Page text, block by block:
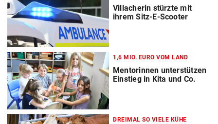
Villacherin stürzte mit
ihrem Sitz-E-Scooter
1,6 MIO. EURO VOM LAND
Mentorinnen unterstützen
Einstieg in Kita und Co.
DREIMAL SO VIELE KÜHE